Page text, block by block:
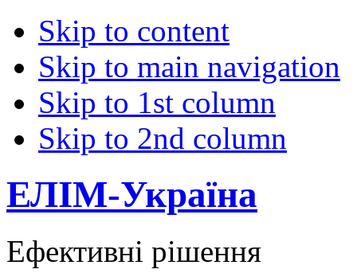
Skip to content
Skip to main navigation
Skip to 1st column
Skip to 2nd column
ЕЛІМ-Україна
Ефективні рішення